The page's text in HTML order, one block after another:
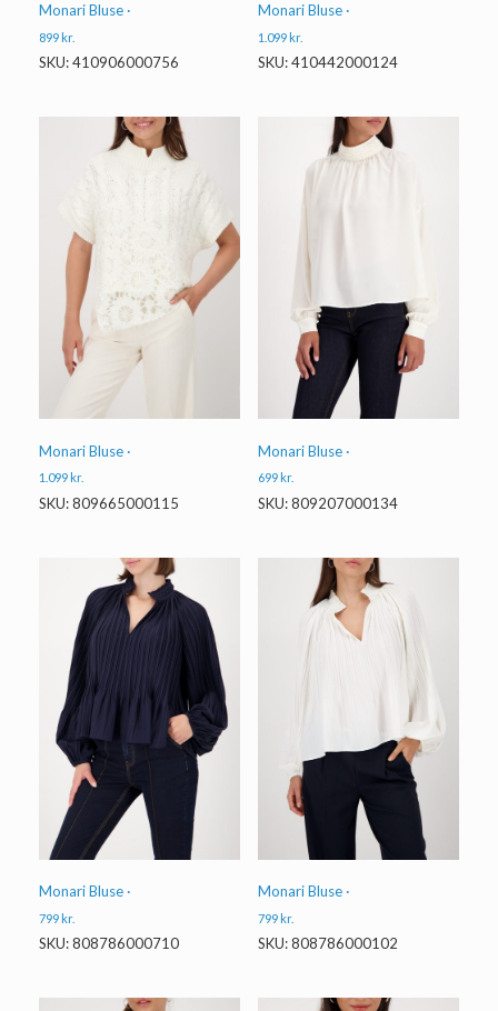
Monari Bluse ·
899kr.
SKU: 410906000756
Monari Bluse ·
1.099kr.
SKU: 410442000124
Monari Bluse ·
1.099 kr.
SKU: 809665000115
Monari Bluse ·
699 kr.
SKU: 809207000134
Monari Bluse ·
799kr.
SKU: 808786000710
Monari Bluse ·
799kr.
SKU: 808786000102